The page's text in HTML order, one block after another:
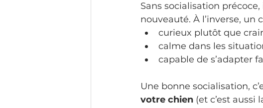
Sans socialisation
nouveauté. À l’inverse, un
curieux plutôt que
calme dans les
capable de s’adapter
Une bonne socialisation,
votre chien (et c’est